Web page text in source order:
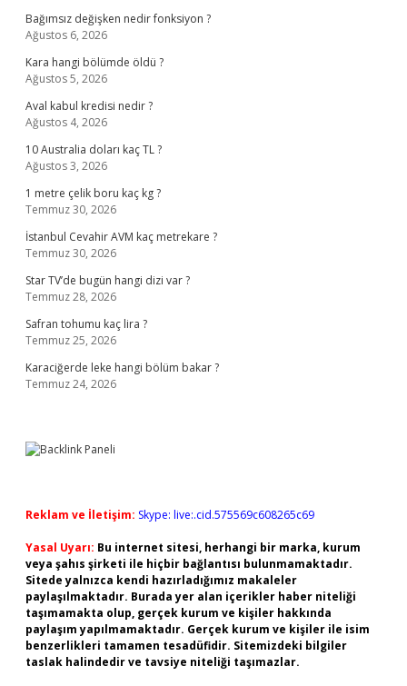
Bağımsız değişken nedir fonksiyon ?
Ağustos 6, 2026
Kara hangi bölümde öldü ?
Ağustos 5, 2026
Aval kabul kredisi nedir ?
Ağustos 4, 2026
10 Australia doları kaç TL ?
Ağustos 3, 2026
1 metre çelik boru kaç kg ?
Temmuz 30, 2026
İstanbul Cevahir AVM kaç metrekare ?
Temmuz 30, 2026
Star TV’de bugün hangi dizi var ?
Temmuz 28, 2026
Safran tohumu kaç lira ?
Temmuz 25, 2026
Karaciğerde leke hangi bölüm bakar ?
Temmuz 24, 2026
Reklam ve İletişim: Skype: live:.cid.575569c608265c69
Yasal Uyarı: Bu internet sitesi, herhangi bir marka, kurum
veya şahıs şirketi ile hiçbir bağlantısı bulunmamaktadır.
Sitede yalnızca kendi hazırladığımız makaleler
paylaşılmaktadır. Burada yer alan içerikler haber niteliği
taşımamakta olup, gerçek kurum ve kişiler hakkında
paylaşım yapılmamaktadır. Gerçek kurum ve kişiler ile isim
benzerlikleri tamamen tesadüfidir. Sitemizdeki bilgiler
taslak halindedir ve tavsiye niteliği taşımazlar.